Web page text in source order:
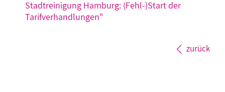
Stadtreinigung Hamburg: (Fehl-)Start der
Tarifverhandlungen"
zurück